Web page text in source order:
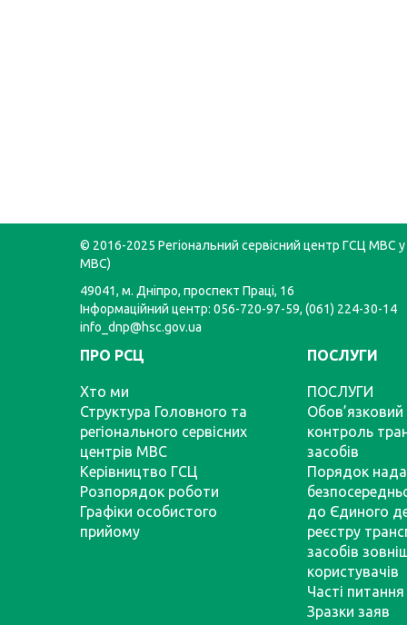
© 2016-2025 Регіональний сервісний центр ГСЦ МВС у
МВС)
49041, м. Дніпро, проспект Праці, 16
Інформаційний центр: 056-720-97-59, (061) 224-30-14
info_dnp@hsc.gov.ua
ПРО РСЦ
Хто ми
Структура Головного та
регіонального сервісних
центрів МВС
Керівництво ГСЦ
Розпорядок роботи
Графіки особистого
прийому
ПОСЛУГИ
ПОСЛУГИ
Обов’язковий
контроль
засобів
Порядок
до Єдиного
реєстру
засобів
користувачів
Часті питання
Зразки заяв